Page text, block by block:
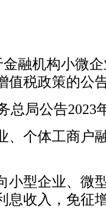
融机构小微
值税政策的公
总局公告2023
个体工商户
型企业、微
息收入，免征